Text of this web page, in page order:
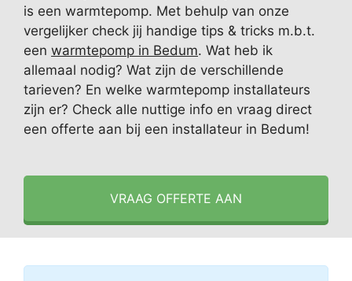
is een warmtepomp. Met behulp van onze
vergelijker check jij handige tips & tricks m.b.t.
een warmtepomp in Bedum. Wat heb ik
allemaal nodig? Wat zijn de verschillende
tarieven? En welke warmtepomp installateurs
zijn er? Check alle nuttige info en vraag direct
een offerte aan bij een installateur in Bedum!
VRAAG OFFERTE AAN